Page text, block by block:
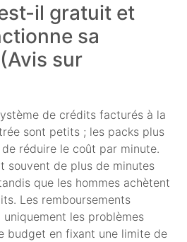
il gratuit et
sa
sur
de crédits facturés à la
sont petits ; les packs plus
réduire le coût par minute.
souvent de plus de minutes
que les hommes achètent
Les remboursements
les problèmes
budget en fixant une limite de